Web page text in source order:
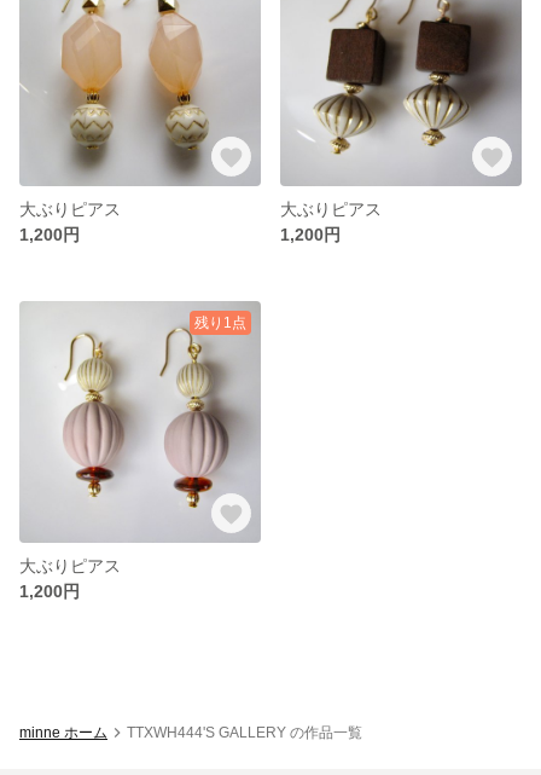
大ぶりピアス
1,200円
大ぶりピアス
1,200円
残り1点
大ぶりピアス
1,200円
minne ホーム TTXWH444'S GALLERY の作品一覧